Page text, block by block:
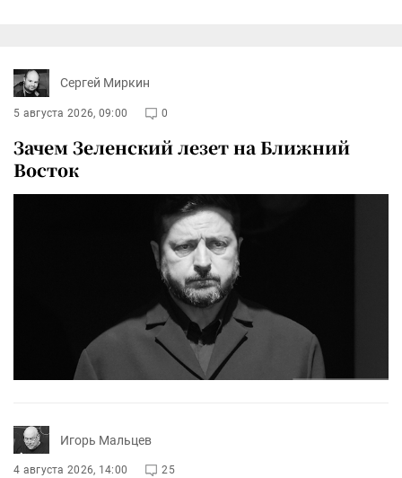
Сергей Миркин
5 августа 2026, 09:00 0
Зачем Зеленский лезет на Ближний
Восток
Игорь Мальцев
4 августа 2026, 14:00 25